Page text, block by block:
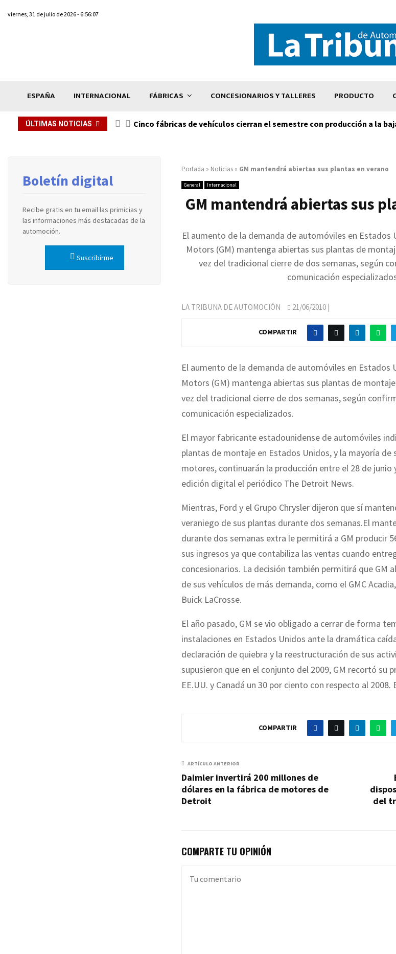
viernes, 31 de julio de 2026 - 6:56:07
ESPAÑA INTERNACIONAL FÁBRICAS CONCESIONARIOS Y TALLERES PRODUCTO
ÚLTIMAS NOTICIAS Cinco fábricas de vehículos cierran el semestre con producción a la
Portada » Noticias » GM mantendrá abiertas sus plantas en verano
General Internacional
GM mantendrá abiertas sus
El aumento de la demanda de automóviles en Estados
Motors (GM) mantenga abiertas sus plantas de
vez del tradicional cierre de dos semanas, según
comunicación
LA TRIBUNA DE AUTOMOCIÓN 21/06/2010 |
COMPARTIR
El aumento de la demanda de automóviles en Estados
Motors (GM) mantenga abiertas sus plantas de
vez del tradicional cierre de dos semanas, según
comunicación especializados.
El mayor fabricante estadounidense de automóviles
plantas de montaje en Estados Unidos, y la mayoría de
motores, continuarán la producción entre el 28 de junio
edición digital el periódico The Detroit News.
Mientras, Ford y el Grupo Chrysler dijeron que sí
veraniego de sus plantas durante dos semanas.El
durante dos semanas extra le permitirá a GM producir
sus ingresos ya que contabiliza las ventas cuando
concesionarios. La decisión también permitirá que GM
de sus vehículos de más demanda, como el GMC
Buick LaCrosse.
El año pasado, GM se vio obligado a cerrar de forma
instalaciones en Estados Unidos ante la dramática
declaración de quiebra y la reestructuración de sus
supusieron que en el conjunto del 2009, GM recortó su
EE.UU. y Canadá un 30 por ciento con respecto al 2008.
COMPARTIR
ARTÍCULO ANTERIOR
Daimler invertirá 200 millones de
dólares en la fábrica de motores de
Detroit
del
COMPARTE TU OPINIÓN
Boletín digital
Recibe gratis en tu email las primicias y
las informaciones más destacadas de la
automoción.
Suscribirme